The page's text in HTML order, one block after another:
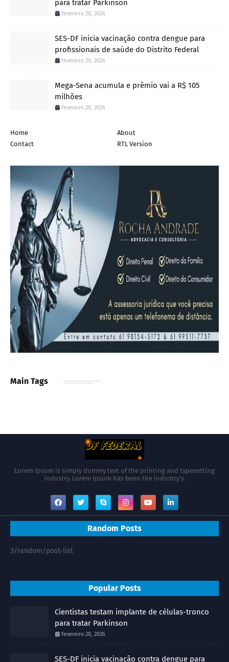
para tratar Parkinson
fevereiro 20, 2026
SES-DF inicia vacinação contra dengue para
profissionais de saúde do Distrito Federal
fevereiro 20, 2026
Mega-Sena acumula e prêmio vai a R$ 105
milhões
fevereiro 20, 2026
Home
About
Contact
RTL Version
Main Tags
Lorem Ipsum is simply dummy text of the printing and typesetting
industry. Lorem Ipsum has been the industry's.
Random Posts
3/random/post-list
Popular Posts
Cientistas testam implante de células-tronco
para tratar Parkinson
fevereiro 20, 2026
SES-DF inicia vacinação contra dengue para